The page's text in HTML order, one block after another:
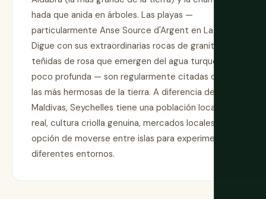
hada que anida en árboles. Las playas —
particularmente Anse Source d'Argent en La
Digue con sus extraordinarias rocas de granito
teñidas de rosa que emergen del agua turquesa
poco profunda — son regularmente citadas como
las más hermosas de la tierra. A diferencia de las
Maldivas, Seychelles tiene una población local
real, cultura criolla genuina, mercados locales y la
opción de moverse entre islas para experimentar
diferentes entornos.